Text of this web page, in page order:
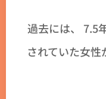
過去には、 7.5
されていた女